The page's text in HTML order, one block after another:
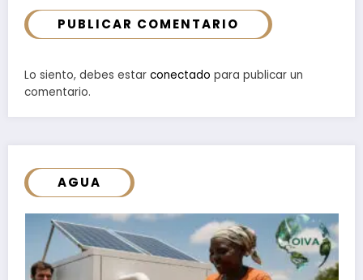
PUBLICAR COMENTARIO
Lo siento, debes estar conectado para publicar un
comentario.
AGUA